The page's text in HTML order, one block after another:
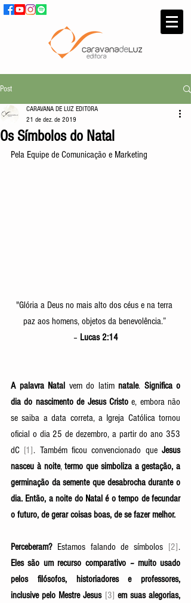
Post
Os Símbolos do Natal
CARAVANA DE LUZ EDITORA
21 de dez. de 2019
Pela Equipe de Comunicação e Marketing
"Glória a Deus no mais alto dos céus e na terra
paz aos homens, objetos da benevolência.”
– Lucas 2:14
A palavra Natal vem do latim natale. Significa o
dia do nascimento de Jesus Cristo e, embora não
se saiba a data correta, a Igreja Católica tornou
oficial o dia 25 de dezembro, a partir do ano 353
dC [1]. Também ficou convencionado que Jesus
nasceu à noite, termo que simboliza a gestação, a
germinação da semente que desabrocha durante o
dia. Então, a noite do Natal é o tempo de fecundar
o futuro, de gerar coisas boas, de se fazer melhor.
Perceberam? Estamos falando de símbolos [2]
Eles são um recurso comparativo – muito usado
pelos filósofos, historiadores e professores,
inclusive pelo Mestre Jesus [3] em suas alegorias,